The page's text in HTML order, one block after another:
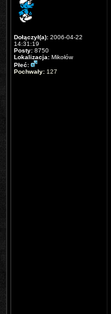
Dołączył(a): 2006-04-22
14:31:19
Posty: 8750
Lokalizacja: Mikołów
Płeć:
Pochwały: 127